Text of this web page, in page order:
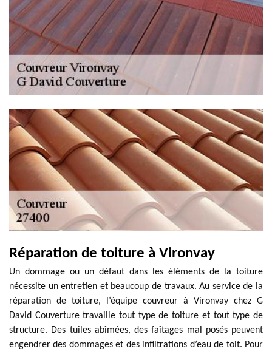
Réparation de toiture à Vironvay
Un dommage ou un défaut dans les éléments de la toiture
nécessite un entretien et beaucoup de travaux. Au service de la
réparation de toiture, l’équipe couvreur à Vironvay chez G
David Couverture travaille tout type de toiture et tout type de
structure. Des tuiles abîmées, des faîtages mal posés peuvent
engendrer des dommages et des infiltrations d’eau de toit. Pour